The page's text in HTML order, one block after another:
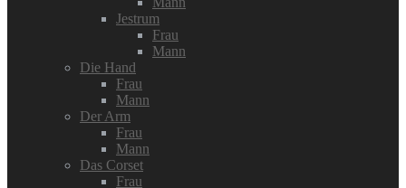
Jestrum
Frau
Mann
Die Hand
Frau
Mann
Der Arm
Frau
Mann
Das Corset
Frau